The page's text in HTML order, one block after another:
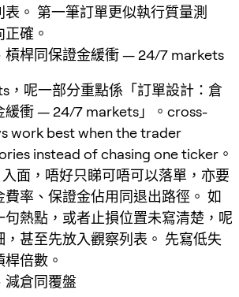
。 第一筆訂單更似執行質量測
確。
槓桿同保證金緩衝 — 24/7 markets
，呢一部分重點係「訂單設計：倉
緩衝 — 24/7 markets」。cross-
work best when the trader
instead of chasing one ticker。
面，唔好只睇可唔可以落單，亦要
費率、保證金佔用同退出路徑。 如
句熱點，或者止損位置未寫清楚，呢
甚至先放入觀察列表。 先寫低失
倍數。
減倉同覆盤